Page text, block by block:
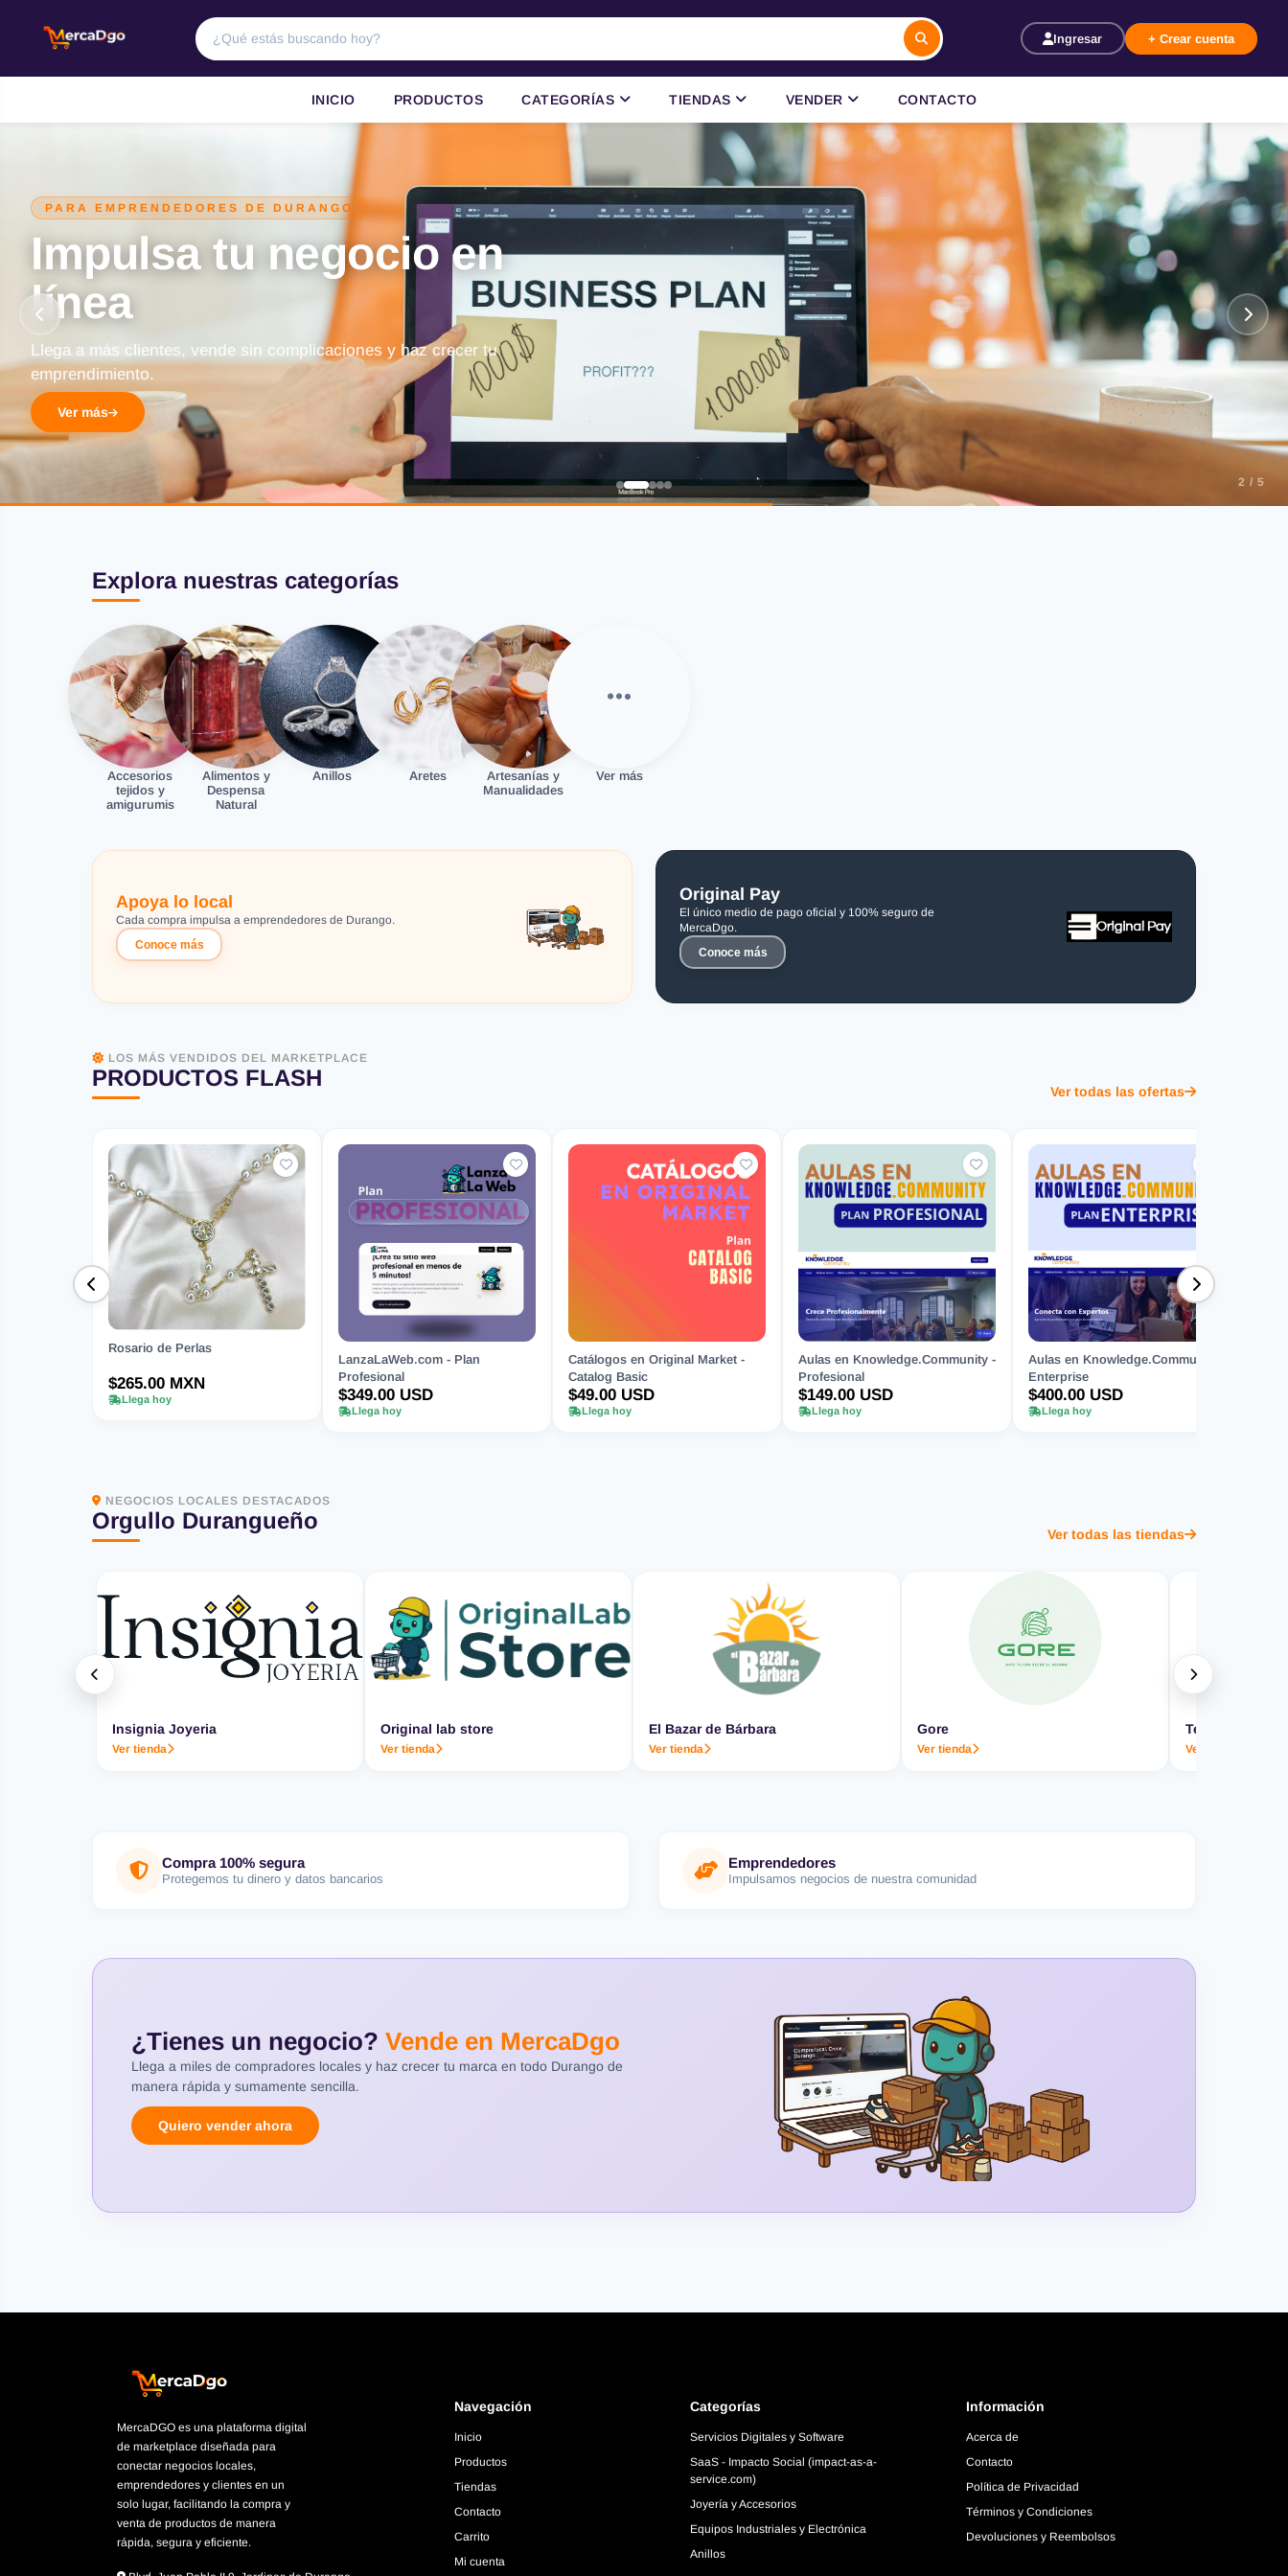
Ingresar + Crear cuenta
INICIO PRODUCTOS CATEGORÍAS TIENDAS VENDER CONTACTO
PARA EMPRENDEDORES DE DURANGO
Impulsa tu negocio en
línea
Llega a más clientes, vende sin complicaciones y haz crecer tu
emprendimiento.
Ver más
2 / 5
Explora nuestras categorías
Accesorios
tejidos y
amigurumis
Alimentos y
Despensa
Natural
Anillos Aretes
Artesanías y
Manualidades
Ver más
Apoya lo local
Cada compra impulsa a emprendedores de Durango.
Conoce más
Original Pay
El único medio de pago oficial y 100% seguro de
MercaDgo.
Conoce más
LOS MÁS VENDIDOS DEL MARKETPLACE
PRODUCTOS FLASH
Ver todas las ofertas
Rosario de Perlas
$265.00 MXN
Llega hoy
LanzaLaWeb.com - Plan
Profesional
$349.00 USD
Llega hoy
Catálogos en Original Market -
Catalog Basic
$49.00 USD
Llega hoy
Aulas en Knowledge.Community -
Profesional
$149.00 USD
Llega hoy
Aulas en Knowledge.Community -
Enterprise
$400.00 USD
Llega hoy
NEGOCIOS LOCALES DESTACADOS
Orgullo Durangueño
Ver todas las tiendas
Insignia Joyeria
Ver tienda
Original lab store
Ver tienda
El Bazar de Bárbara
Ver tienda
Gore
Ver tienda
Termo & Co.
Ver tienda
Compra 100% segura
Protegemos tu dinero y datos bancarios
Emprendedores
Impulsamos negocios de nuestra comunidad
¿Tienes un negocio? Vende en MercaDgo
Llega a miles de compradores locales y haz crecer tu marca en todo Durango de
manera rápida y sumamente sencilla.
Quiero vender ahora
MercaDGO es una plataforma digital
de marketplace diseñada para
conectar negocios locales,
emprendedores y clientes en un
solo lugar, facilitando la compra y
venta de productos de manera
rápida, segura y eficiente.
Navegación
Inicio
Productos
Tiendas
Contacto
Carrito
Mi cuenta
Categorías
Servicios Digitales y Software
SaaS - Impacto Social (impact-as-a-
service.com)
Joyería y Accesorios
Equipos Industriales y Electrónica
Anillos
Información
Acerca de
Contacto
Política de Privacidad
Términos y Condiciones
Devoluciones y Reembolsos